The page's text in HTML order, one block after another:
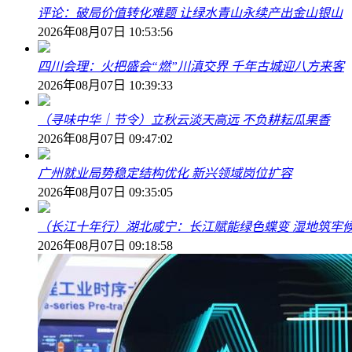
评论：破局价值转化难题 让绿水青山永续产出金山银山
2026年08月07日 10:53:56
四川会理：火把盛会“燃”川滇交界 千年古城迎八方来客
2026年08月07日 10:39:33
（寻味中华｜节令）立秋云淡天高远 不负耕耘瓜果香
2026年08月07日 09:47:02
广州就业局势稳定结构优化 新兴领域岗位扩容
2026年08月07日 09:35:05
（长江十年行）湖北咸宁：长江赋能绿色蝶变 湿地筑牢
2026年08月07日 09:18:58